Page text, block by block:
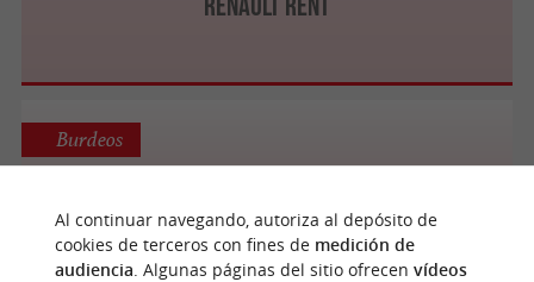
Rent A Car
Burdeos
Al continuar navegando, autoriza al depósito de
cookies de terceros con fines de medición de
audiencia. Algunas páginas del sitio ofrecen vídeos